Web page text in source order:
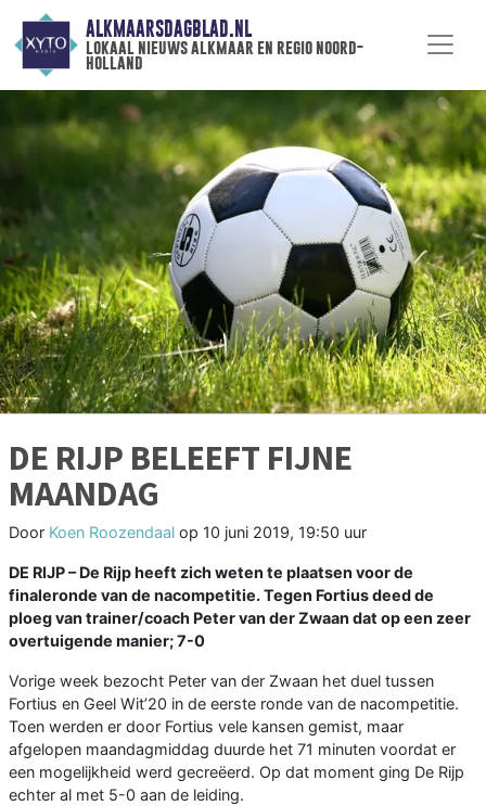
ALKMAARSDAGBLAD.NL
lokaal nieuws alkmaar en regio noord-
holland
DE RIJP BELEEFT FIJNE
MAANDAG
Door Koen Roozendaal op 10 juni 2019, 19:50 uur
DE RIJP – De Rijp heeft zich weten te plaatsen voor de
finaleronde van de nacompetitie. Tegen Fortius deed de
ploeg van trainer/coach Peter van der Zwaan dat op een zeer
overtuigende manier; 7-0
Vorige week bezocht Peter van der Zwaan het duel tussen
Fortius en Geel Wit’20 in de eerste ronde van de nacompetitie.
Toen werden er door Fortius vele kansen gemist, maar
afgelopen maandagmiddag duurde het 71 minuten voordat er
een mogelijkheid werd gecreëerd. Op dat moment ging De Rijp
echter al met 5-0 aan de leiding.